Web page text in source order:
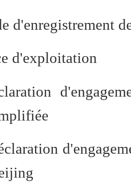
d'enregistrement
d'exploitation